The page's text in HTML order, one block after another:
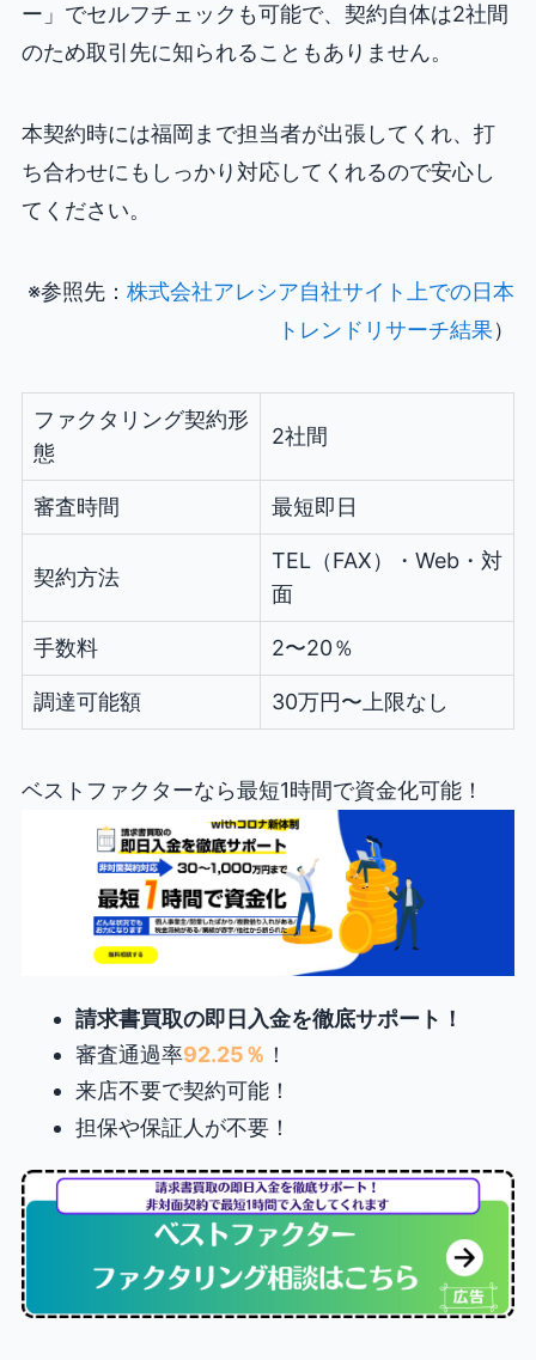
ー」でセルフチェックも可能で、契約自体は2社間
のため取引先に知られることもありません。
本契約時には福岡まで担当者が出張してくれ、打
ち合わせにもしっかり対応してくれるので安心し
てください。
※参照先：株式会社アレシア自社サイト上での日本
トレンドリサーチ結果）
ファクタリング契約形
態
2社間
審査時間 最短即日
契約方法
TEL（FAX）・Web・対
面
手数料 2〜20％
調達可能額 30万円〜上限なし
ベストファクターなら最短1時間で資金化可能！
請求書買取の即日入金を徹底サポート！
審査通過率92.25％ ！
来店不要で契約可能！
担保や保証人が不要！